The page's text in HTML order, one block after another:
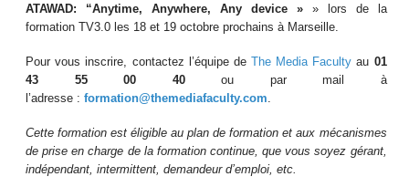
ATAWAD: “Anytime, Anywhere, Any device »» lors de la
formation TV3.0 les 18 et 19 octobre prochains à Marseille.
Pour vous inscrire, contactez l’équipe de The Media Faculty au 01
43 55 00 40ou par mail à
l’adresse :formation@themediafaculty.com
Cette formation est éligible au plan de formation et aux mécanismes
de prise en charge de la formation continue, que vous soyez gérant,
indépendant, intermittent, demandeur d’emploi, etc.